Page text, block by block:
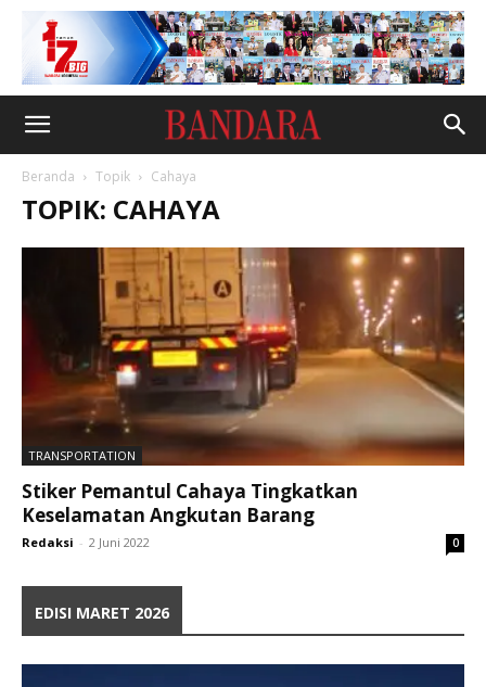
Beranda Topik Cahaya
TOPIK: CAHAYA
TRANSPORTATION
Stiker Pemantul Cahaya Tingkatkan
Keselamatan Angkutan Barang
Redaksi - 2 Juni 2022 0
EDISI MARET 2026